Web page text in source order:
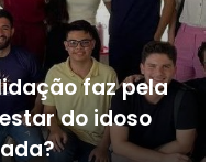
faz pela
do idoso